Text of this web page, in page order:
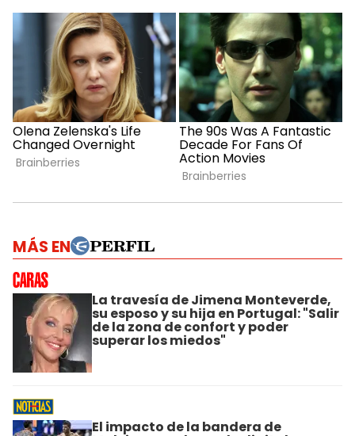
MÁS EN
La travesía de Jimena Monteverde,
su esposo y su hija en Portugal: "Salir
de la zona de confort y poder
superar los miedos"
El impacto de la bandera de